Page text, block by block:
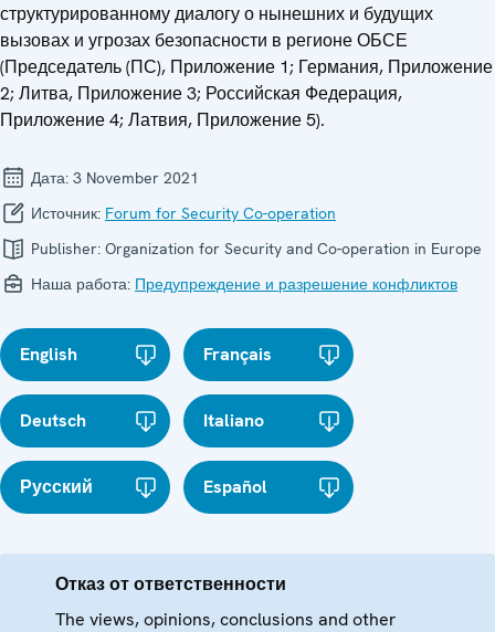
структурированному диалогу о нынешних и будущих
вызовах и угрозах безопасности в регионе ОБСЕ
(Председатель (ПС), Приложение 1; Германия, Приложение
2; Литва, Приложение 3; Российская Федерация,
Приложение 4; Латвия, Приложение 5).
Дата: 3 November 2021
Источник: Forum for Security Co-operation
Publisher: Organization for Security and Co-operation in Europe
Наша работа: Предупреждение и разрешение конфликтов
English Français
Deutsch Italiano
Русский Español
Отказ от ответственности
The views, opinions, conclusions and other